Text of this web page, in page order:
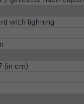
with lighning
(in cm)